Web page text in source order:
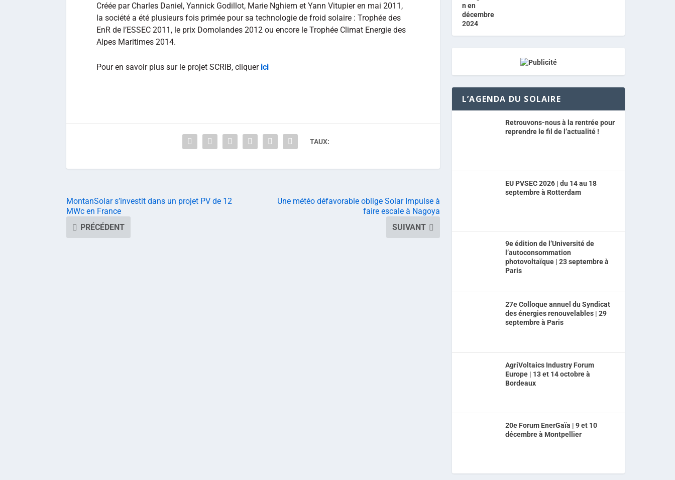
Créée par Charles Daniel, Yannick Godillot, Marie Nghiem et Yann Vitupier en mai 2011,
la société a été plusieurs fois primée pour sa technologie de froid solaire : Trophée des
EnR de l’ESSEC 2011, le prix Domolandes 2012 ou encore le Trophée Climat Energie des
Alpes Maritimes 2014.
Pour en savoir plus sur le projet SCRIB, cliquer ici
TAUX:
MontanSolar s’investit dans un projet PV de 12
MWc en France
PRÉCÉDENT
Une météo défavorable oblige Solar Impulse à
faire escale à Nagoya
SUIVANT
L’AGENDA DU SOLAIRE
Retrouvons-nous à la rentrée pour
reprendre le fil de l’actualité !
EU PVSEC 2026 | du 14 au 18
septembre à Rotterdam
9e édition de l’Université de
l’autoconsommation
photovoltaïque | 23 septembre à
Paris
27e Colloque annuel du Syndicat
des énergies renouvelables | 29
septembre à Paris
AgriVoltaics Industry Forum
Europe | 13 et 14 octobre à
Bordeaux
20e Forum EnerGaïa | 9 et 10
décembre à Montpellier